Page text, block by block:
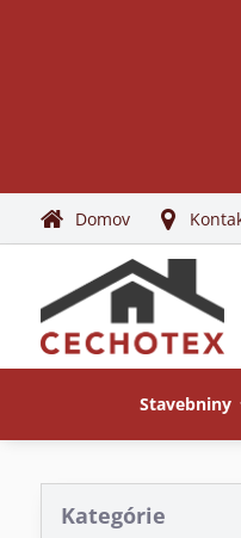
Domov
Stavebniny
Kategórie